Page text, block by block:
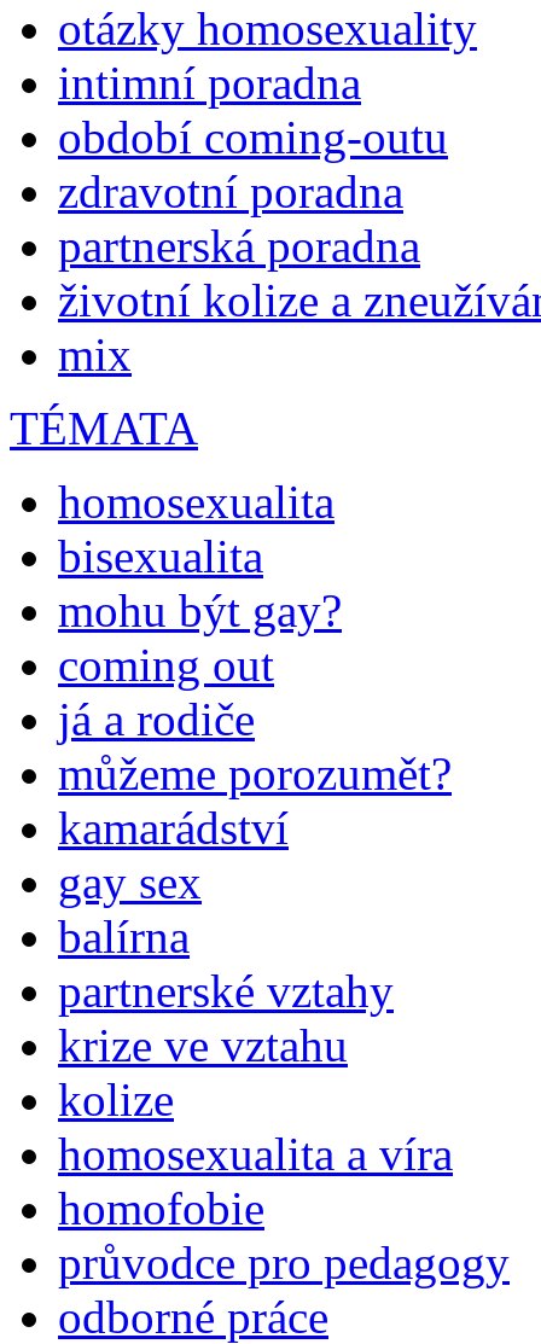
otázky homosexuality
intimní poradna
období coming-outu
zdravotní poradna
partnerská poradna
životní kolize a
mix
TÉMATA
homosexualita
bisexualita
mohu být gay?
coming out
já a rodiče
můžeme porozumět?
kamarádství
gay sex
balírna
partnerské vztahy
krize ve vztahu
kolize
homosexualita a víra
homofobie
průvodce pro pedagogy
odborné práce